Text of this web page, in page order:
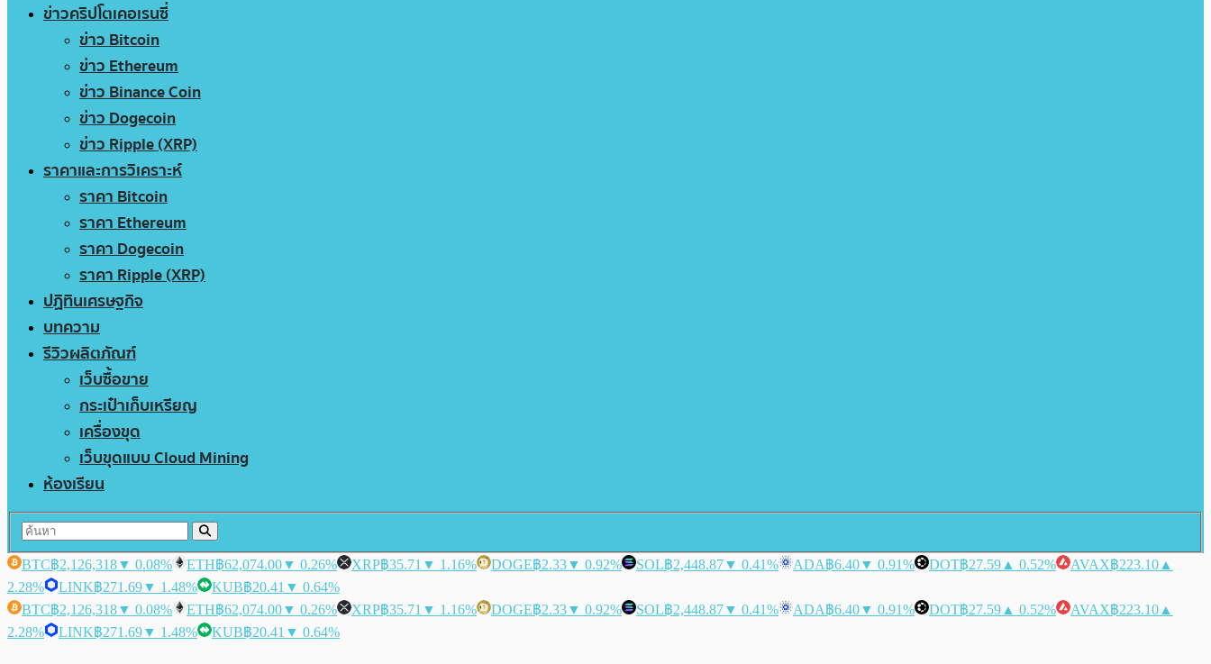
ข่าวคริปโตเคอเรนซี่
ข่าว Bitcoin
ข่าว Ethereum
ข่าว Binance Coin
ข่าว Dogecoin
ข่าว Ripple (XRP)
ราคาและการวิเคราะห์
ราคา Bitcoin
ราคา Ethereum
ราคา Dogecoin
ราคา Ripple (XRP)
ปฏิทินเศรษฐกิจ
บทความ
รีวิวผลิตภัณฑ์
เว็บซื้อขาย
กระเป๋าเก็บเหรียญ
เครื่องขุด
เว็บขุดแบบ Cloud Mining
ห้องเรียน
BTC฿2,126,318▼ 0.08% ETH฿62,074.00▼ 0.26% XRP฿35.71 ▼ 1.16% DOGE฿2.33▼ 0.92% SOL฿2,448.87▼ 0.41% ADA฿6.40▼ 0.91% DOT฿27.59 ▲ 0.52% AVAX฿223.10 ▲
2.28%
LINK฿271.69▼ 1.48% KUB฿20.41 ▼ 0.64%
BTC฿2,126,318▼ 0.08% ETH฿62,074.00▼ 0.26% XRP฿35.71 ▼ 1.16% DOGE฿2.33▼ 0.92% SOL฿2,448.87▼ 0.41% ADA฿6.40▼ 0.91% DOT฿27.59 ▲ 0.52% AVAX฿223.10 ▲
2.28%
LINK฿271.69▼ 1.48% KUB฿20.41 ▼ 0.64%